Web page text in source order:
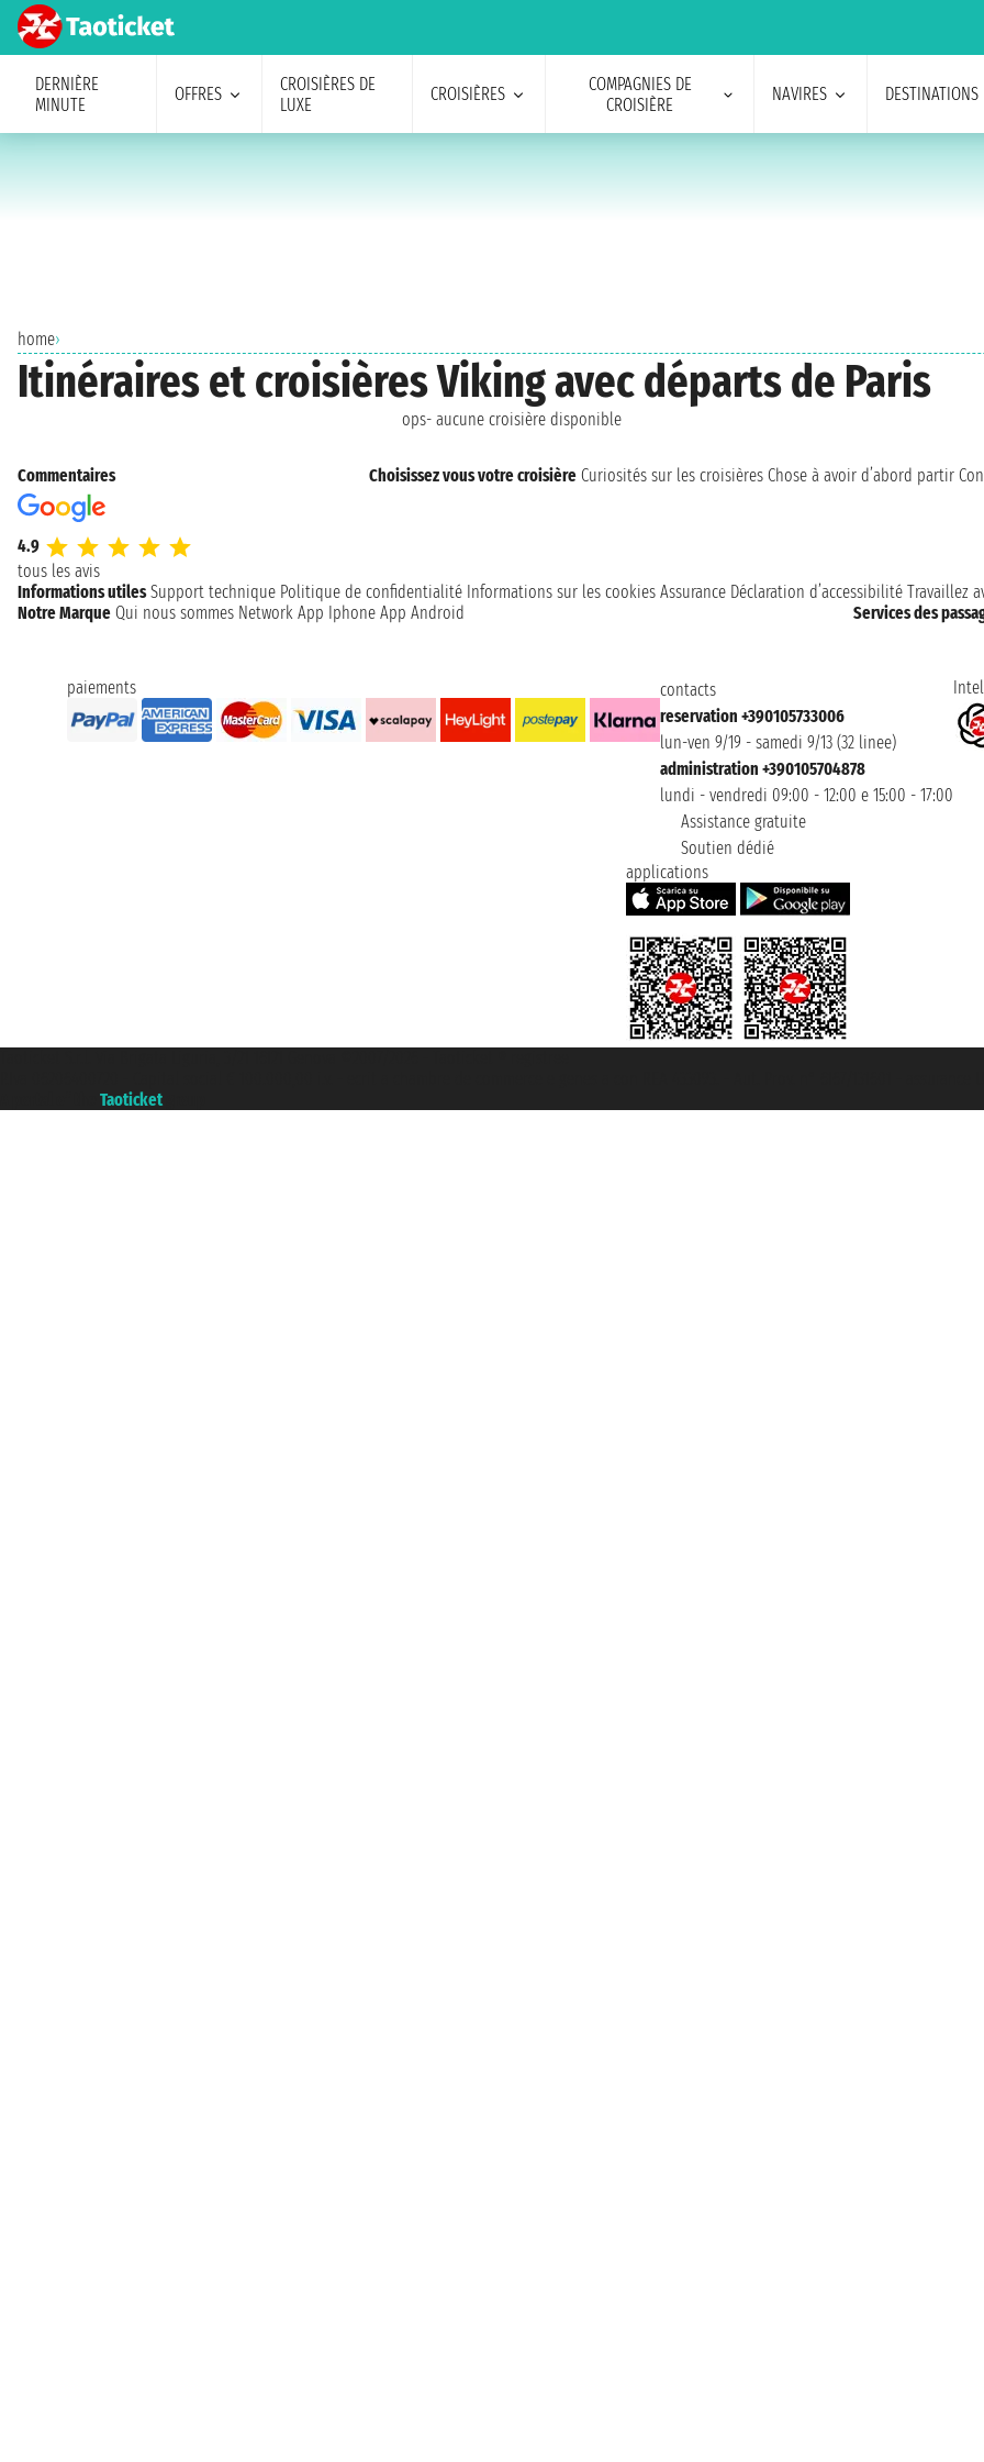
DERNIÈRE
MINUTE
OFFRES
CROISIÈRES DE
LUXE
CROISIÈRES
COMPAGNIES DE
CROISIÈRE
NAVIRES DESTINATIONS
home›
Itinéraires et croisières Viking avec départs de Paris
ops- aucune croisière disponible
Commentaires
4.9
tous les avis
Choisissez vous votre croisière Curiosités sur les croisières Chose à avoir d’abord partir
Informations utiles Support technique Politique de confidentialité Informations sur les cookies Assurance Déclaration d’accessibilité Travaillez
Notre Marque Qui nous sommes Network App Iphone App Android Services des
paiements
contacts
reservation +390105733006
lun-ven 9/19 - samedi 9/13 (32 linee)
administration +390105704878
lundi - vendredi 09:00 - 12:00 e 15:00 - 17:00
Assistance gratuite
Soutien dédié
applications
Taoticket